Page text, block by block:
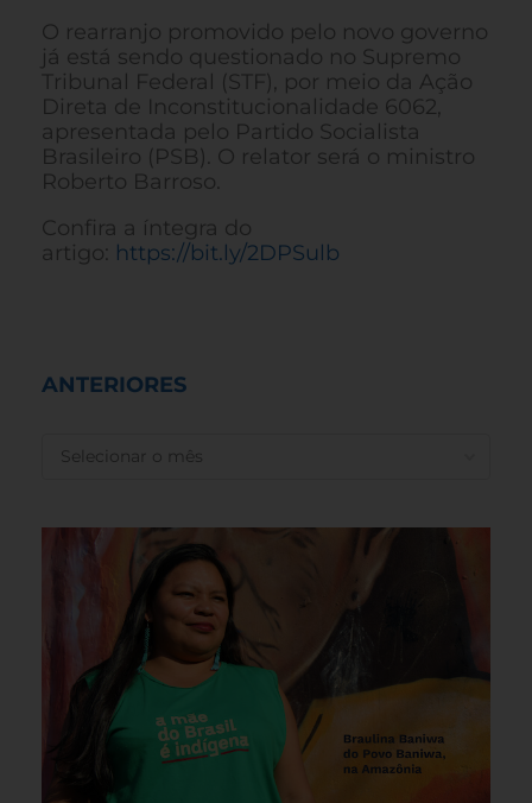
O rearranjo promovido pelo novo governo
já está sendo questionado no Supremo
Tribunal Federal (STF), por meio da Ação
Direta de Inconstitucionalidade 6062,
apresentada pelo Partido Socialista
Brasileiro (PSB). O relator será o ministro
Roberto Barroso.
Confira a íntegra do
artigo: https://bit.ly/2DPSulb
ANTERIORES